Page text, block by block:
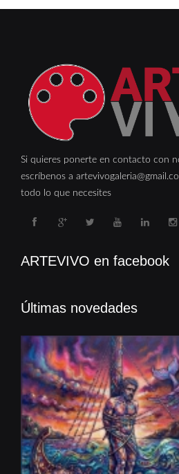
Si quieres ponerte en contacto con
escríbenos a
todo lo que necesites
ARTEVIVO en facebook
Últimas novedades